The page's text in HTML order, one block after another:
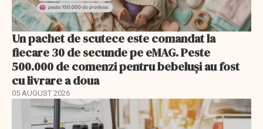
Un pachet de scutece este comandat la
fiecare 30 de secunde pe eMAG. Peste
500.000 de comenzi pentru bebeluși au fost
cu livrare a doua
05 AUGUST 2026